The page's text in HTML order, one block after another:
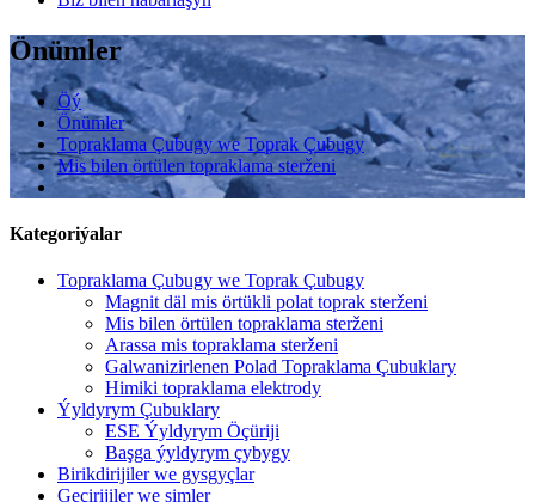
Önümler
Öý
Önümler
Topraklama Çubugy we Toprak Çubugy
Mis bilen örtülen topraklama sterženi
Kategoriýalar
Topraklama Çubugy we Toprak Çubugy
Magnit däl mis örtükli polat toprak sterženi
Mis bilen örtülen topraklama sterženi
Arassa mis topraklama sterženi
Galwanizirlenen Polad Topraklama Çubuklary
Himiki topraklama elektrody
Ýyldyrym Çubuklary
ESE Ýyldyrym Öçüriji
Başga ýyldyrym çybygy
Birikdirijiler we gysgyçlar
Geçirijiler we simler